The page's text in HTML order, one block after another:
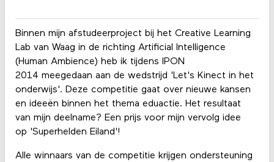
Binnen mijn afstudeerproject bij het Creative Learning
Lab van Waag in de richting Artificial Intelligence
(Human Ambience) heb ik tijdens IPON
2014 meegedaan aan de wedstrijd 'Let's Kinect in het
onderwijs'. Deze competitie gaat over nieuwe kansen
en ideeën binnen het thema eduactie. Het resultaat
van mijn deelname? Een prijs voor mijn vervolg idee
op 'Superhelden Eiland'!
Alle winnaars van de competitie krijgen ondersteuning